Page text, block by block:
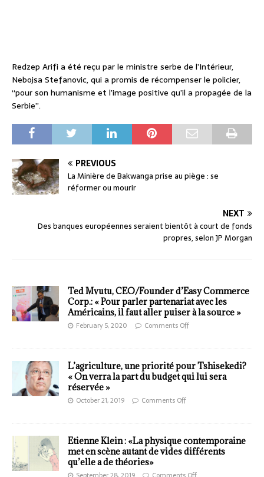
Redzep Arifi a été reçu par le ministre serbe de l’Intérieur,
Nebojsa Stefanovic, qui a promis de récompenser le policier,
“pour son humanisme et l’image positive qu’il a propagée de la
Serbie”.
PREVIOUS
La Minière de Bakwanga prise au piège : se
réformer ou mourir
NEXT
Des banques européennes seraient bientôt à court de fonds
propres, selon JP Morgan
Ted Mvutu, CEO/Founder d’Easy Commerce
Corp.: « Pour parler partenariat avec les
Américains, il faut aller puiser à la source »
February 5, 2020 Comments Off
L’agriculture, une priorité pour Tshisekedi?
« On verra la part du budget qui lui sera
réservée »
October 21, 2019 Comments Off
Etienne Klein : «La physique contemporaine
met en scène autant de vides différents
qu’elle a de théories»